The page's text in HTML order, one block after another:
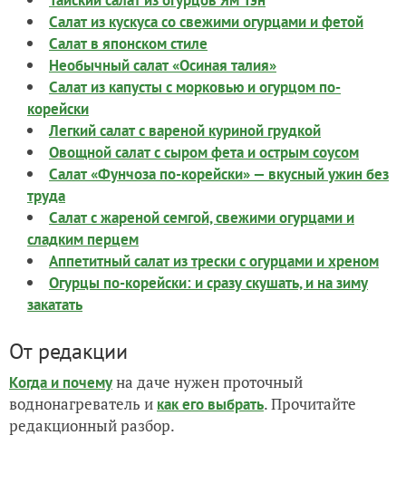
Салат из кускуса со свежими огурцами и фетой
Салат в японском стиле
Необычный салат «Осиная талия»
Салат из капусты с морковью и огурцом по-
корейски
Легкий салат с вареной куриной грудкой
Овощной салат с сыром фета и острым соусом
Салат «Фунчоза по-корейски» — вкусный ужин без
труда
Салат с жареной семгой, свежими огурцами и
сладким перцем
Аппетитный салат из трески с огурцами и хреном
Огурцы по-корейски: и сразу скушать, и на зиму
закатать
От редакции
Когда и почемуна даче нужен проточный
воднонагреватель и как его выбрать. Прочитайте
редакционный разбор.